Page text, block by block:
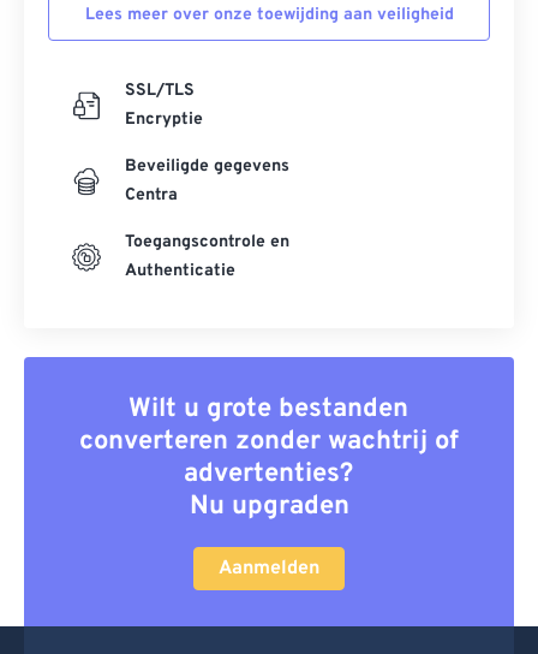
Lees meer over onze toewijding aan veiligheid
SSL/TLS
Encryptie
Beveiligde gegevens
Centra
Toegangscontrole en
Authenticatie
Wilt u grote bestanden
converteren zonder wachtrij of
advertenties?
Nu upgraden
Aanmelden